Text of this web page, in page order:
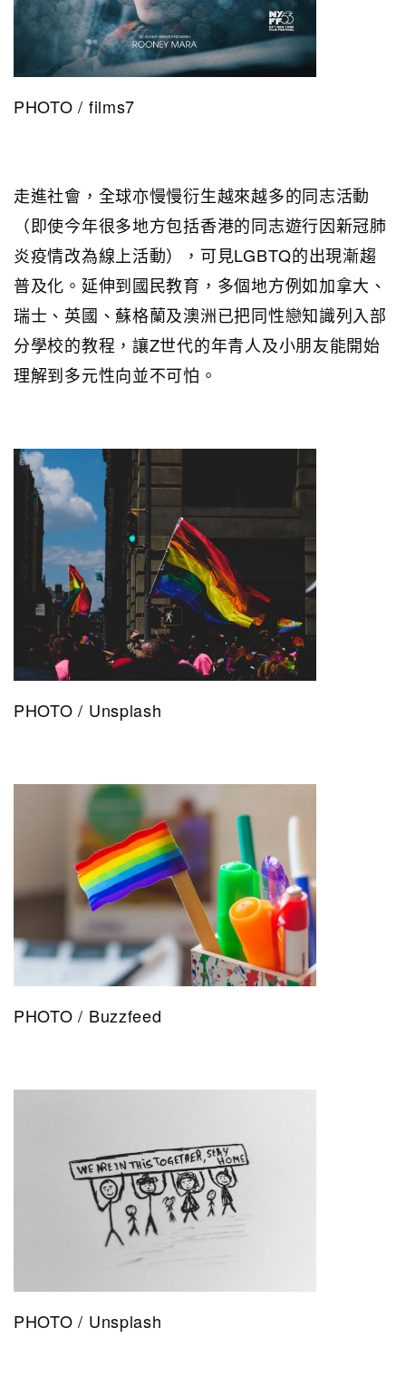
PHOTO / films7
走進社會，全球亦慢慢衍生越來越多的同志活動
（即使今年很多地方包括香港的同志遊行因新冠肺
炎疫情改為線上活動），可見LGBTQ的出現漸趨
普及化。延伸到國民教育，多個地方例如加拿大、
瑞士、英國、蘇格蘭及澳洲已把同性戀知識列入部
分學校的教程，讓Z世代的年青人及小朋友能開始
理解到多元性向並不可怕。
PHOTO / Unsplash
PHOTO / Buzzfeed
PHOTO / Unsplash